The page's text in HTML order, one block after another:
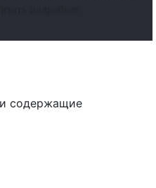
содержащие